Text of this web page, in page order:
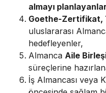
almayı planlayanlar
Goethe-Zertifikat,
uluslararası
hedefleyenler,
Almanca Aile
süreçlerine
İş Almancası veya